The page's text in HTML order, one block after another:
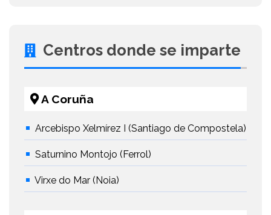
Centros donde se imparte
A Coruña
Arcebispo Xelmírez I (Santiago de Compostela)
Saturnino Montojo (Ferrol)
Virxe do Mar (Noia)